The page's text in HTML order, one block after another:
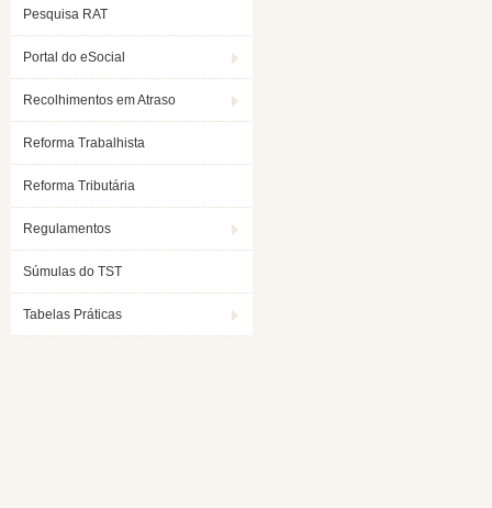
Pesquisa RAT
Portal do eSocial
Recolhimentos em Atraso
Reforma Trabalhista
Reforma Tributária
Regulamentos
Súmulas do TST
Tabelas Práticas